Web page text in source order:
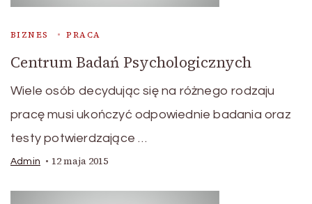
BIZNES PRACA
Centrum Badań Psychologicznych
Wiele osób decydując się na różnego rodzaju
pracę musi ukończyć odpowiednie badania oraz
testy potwierdzające …
Admin 12 maja 2015